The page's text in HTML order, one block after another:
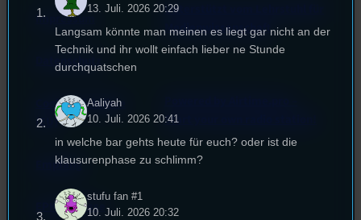
Impressum
Datenschutz
Cookie-Richtlinie
(EU)
Empfang
EPK & Presse
Unterstützt vom Lehrstuhl für
Medienwissenschaft
Start your own radio station!
13. Juli. 2026 20:29
Langsam könnte man meinen es liegt gar nicht an der
Technik und ihr wollt einfach lieber ne Stunde
durchquatschen
Aaliyah
10. Juli. 2026 20:41
in welche bar gehts heute für euch? oder ist die
klausurenphase zu schlimm?
stufu fan #1
10. Juli. 2026 20:32